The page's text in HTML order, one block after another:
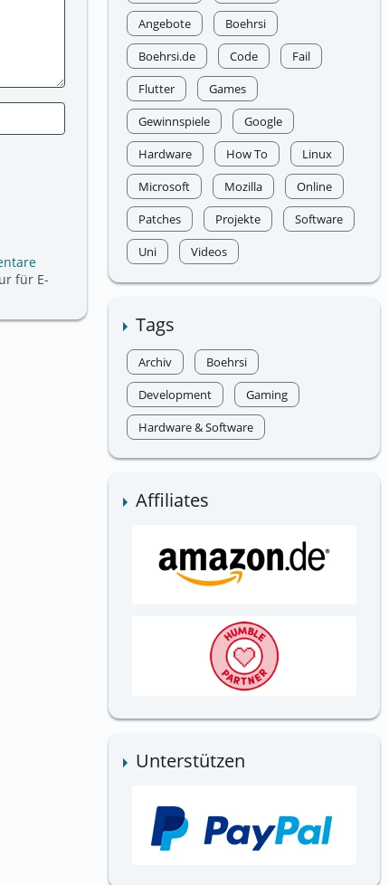
Angebote
Boehrsi
Boehrsi.de
Code
Fail
Flutter
Games
Gewinnspiele
Google
Hardware
How To
Linux
Microsoft
Mozilla
Online
Patches
Projekte
Software
Uni
Videos
Tags
Archiv
Boehrsi
Development
Gaming
Hardware & Software
Affiliates
Unterstützen
für E-